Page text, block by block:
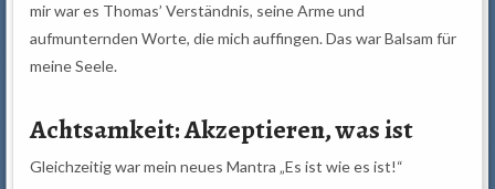
mir war es Thomas’ Verständnis, seine Arme und
aufmunternden Worte, die mich auffingen. Das war Balsam für
meine Seele.
Achtsamkeit: Akzeptieren, was ist
Gleichzeitig war mein neues Mantra „Es ist wie es ist!“